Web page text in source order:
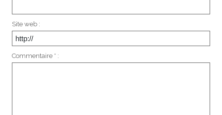
Site web :
Commentaire * :